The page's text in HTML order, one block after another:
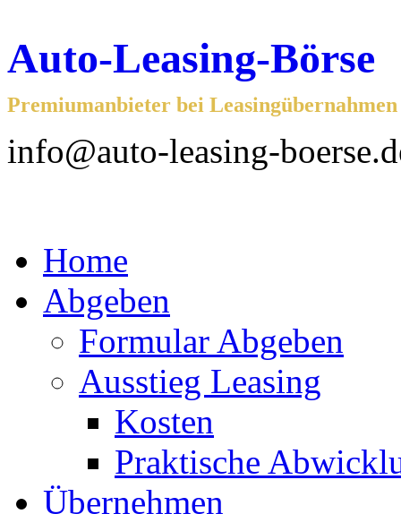
Auto-Leasing-Börse
Premiumanbieter bei
info@auto-leasing-
Home
Abgeben
Formular Abgeben
Ausstieg Leasing
Kosten
Praktische
Übernehmen